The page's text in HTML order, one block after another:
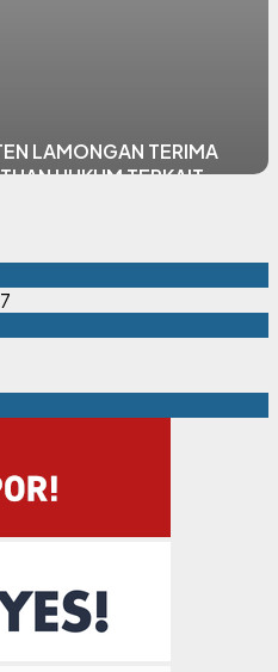
LAMONGAN TERIMA
HUKUM TERKAIT
PROSES
PERUMAHAM